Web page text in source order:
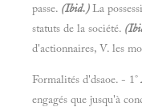
passe. (Ibid.)La
statuts de la société.
d'actionnaires, V. les
Formalités d'dsaoe. - 1°
engagés que jusqu'à